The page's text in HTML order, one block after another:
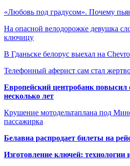
«‎Любовь под градусом». Почему
На опасной велодорожке девушка
ключицу
В Гданьске белорус выехал на
Телефонный аферист сам стал
Европейский центробанк повысил
несколько лет
Крушение мотодельтаплана под
пассажирка
Белавиа распродает билеты на
Изготовление ключей: технологии